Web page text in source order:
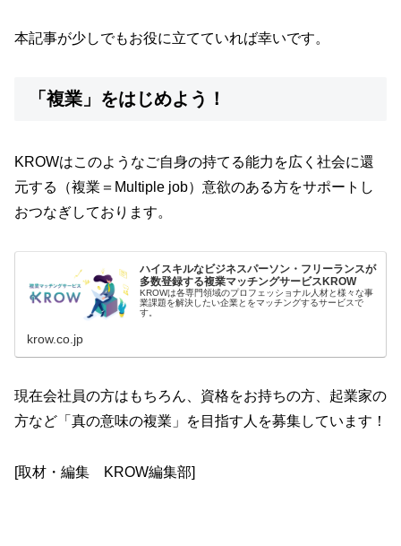
本記事が少しでもお役に立てていれば幸いです。
「複業」をはじめよう！
KROWはこのようなご自身の持てる能力を広く社会に還
元する（複業＝Multiple job）意欲のある方をサポートし
おつなぎしております。
ハイスキルなビジネスパーソン・フリーランスが
多数登録する複業マッチングサービスKROW
KROWは各専門領域のプロフェッショナル人材と様々な事
業課題を解決したい企業とをマッチングするサービスで
す。
krow.co.jp
現在会社員の方はもちろん、資格をお持ちの方、起業家の
方など「真の意味の複業」を目指す人を募集しています！
[取材・編集 KROW編集部]